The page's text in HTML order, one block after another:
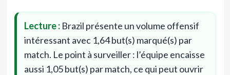
Lecture :Brazil présente un volume offensif
intéressant avec 1,64 but(s) marqué(s) par
match. Le point à surveiller : l’équipe encaisse
aussi 1,05 but(s) par match, ce qui peut ouvrir